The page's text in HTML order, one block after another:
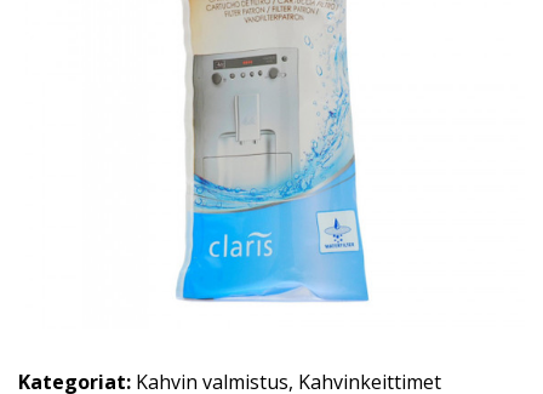
Kategoriat: Kahvin valmistus, Kahvinkeittimet